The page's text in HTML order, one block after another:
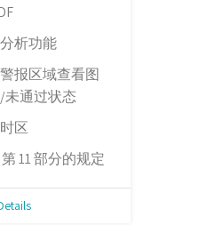
析功能
报区域查看图
通过状态
区
第 11 部分的规定